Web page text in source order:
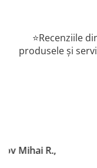
⭐Recenziile
produsele și
Mamă și